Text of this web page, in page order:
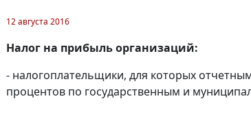
12 августа 2016
Налог на прибыль организаций:
- налогоплательщики, для которых
процентов по государственным и